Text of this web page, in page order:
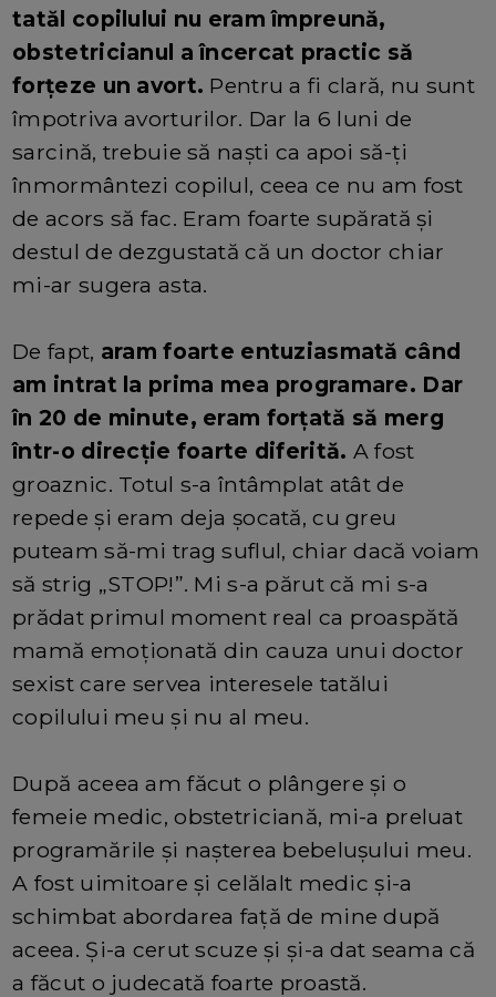
tatăl copilului nu eram împreună,
obstetricianul a încercat practic să
forțeze un avort. Pentru a fi clară, nu sunt
împotriva avorturilor. Dar la 6 luni de
sarcină, trebuie să naști ca apoi să-ți
înmormântezi copilul, ceea ce nu am fost
de acors să fac. Eram foarte supărată și
destul de dezgustată că un doctor chiar
mi-ar sugera asta.
De fapt, aram foarte entuziasmată când
am intrat la prima mea programare. Dar
în 20 de minute, eram forțată să merg
într-o direcție foarte diferită. A fost
groaznic. Totul s-a întâmplat atât de
repede și eram deja șocată, cu greu
puteam să-mi trag suflul, chiar dacă voiam
să strig „STOP!”. Mi s-a părut că mi s-a
prădat primul moment real ca proaspătă
mamă emoționată din cauza unui doctor
sexist care servea interesele tatălui
copilului meu și nu al meu.
După aceea am făcut o plângere și o
femeie medic, obstetriciană, mi-a preluat
programările și nașterea bebelușului meu.
A fost uimitoare și celălalt medic și-a
schimbat abordarea față de mine după
aceea. Și-a cerut scuze și și-a dat seama că
a făcut o judecată foarte proastă.